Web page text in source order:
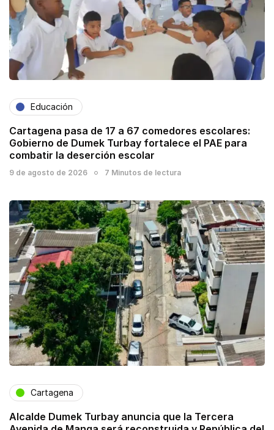
Educación
Cartagena pasa de 17 a 67 comedores escolares:
Gobierno de Dumek Turbay fortalece el PAE para
combatir la deserción escolar
9 de agosto de 2026 7 Minutos de lectura
Cartagena
Alcalde Dumek Turbay anuncia que la Tercera